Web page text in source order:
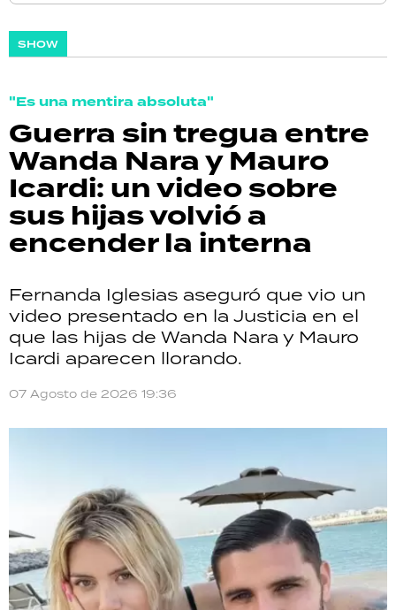
SHOW
"Es una mentira absoluta"
Guerra sin tregua entre
Wanda Nara y Mauro
Icardi: un video sobre
sus hijas volvió a
encender la interna
Fernanda Iglesias aseguró que vio un
video presentado en la Justicia en el
que las hijas de Wanda Nara y Mauro
Icardi aparecen llorando.
07 Agosto de 2026 19:36